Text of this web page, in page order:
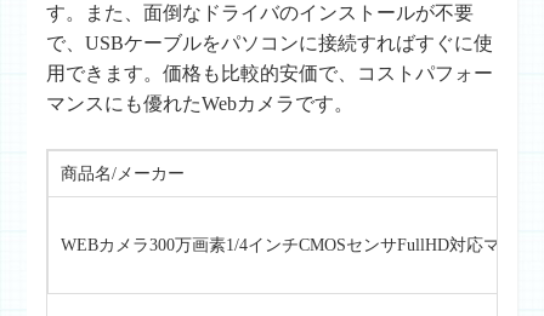
す。また、面倒なドライバのインストールが不要
で、USBケーブルをパソコンに接続すればすぐに使
用できます。価格も比較的安価で、コストパフォー
マンスにも優れたWebカメラです。
商品名/メーカー
WEBカメラ300万画素1/4インチCMOSセンサFullHD対応マイ